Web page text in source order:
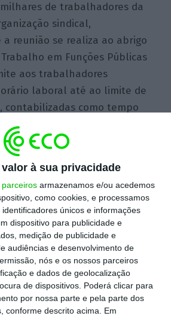
valor à sua privacidade
parceiros armazenamos e/ou acedemos
como cookies, e processamos
únicos e informações
dispositivo para publicidade e
medição de publicidade e
audiências e desenvolvimento de
nós e os nossos parceiros
e dados de geolocalização
de dispositivos. Poderá clicar para
por nossa parte e pela parte dos
conforme descrito acima. Em
de trabalhadores da
sindical,
a reunião se realiza ao abrigo
em Funções Públicas
aos trabalhadores
laboral até ao limite de
contabilizadas como tempo
“coca-cola” deixa de estar
do STI, esta
para o encontro que
13h00 e se destina a
todas as unidades
“evidencia adeterminação